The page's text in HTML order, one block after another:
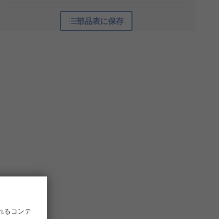
部品表に保存
るコンテ